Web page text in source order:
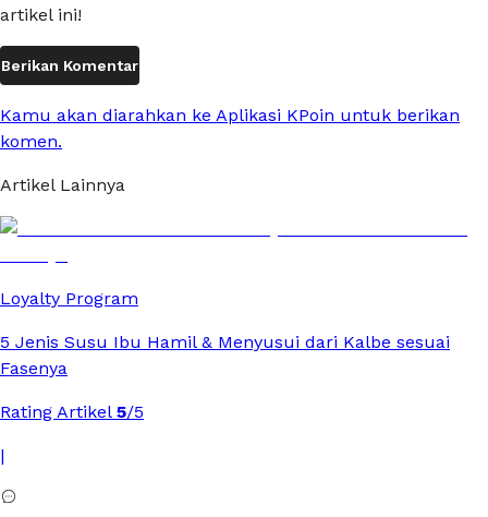
artikel ini!
Berikan Komentar
Kamu akan diarahkan ke Aplikasi KPoin untuk berikan
komen.
Artikel Lainnya
Loyalty Program
5 Jenis Susu Ibu Hamil & Menyusui dari Kalbe sesuai
Fasenya
Rating Artikel 5/5
|